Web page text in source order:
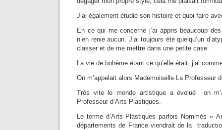
J’ai également étudié son histoire et quoi faire
En ce qui me concerne j’ai appris beaucoup
n’en renie aucun. J’ai toujours été quelqu’un
classer et de me mettre dans une petite case.
La vie de bohème étant ce qu’elle était, j’ai
On m’appelait alors Mademoiselle La Professeur
Très vite le monde artistique a évolué on
Professeur d’Arts Plastiques.
Le terme d’Arts Plastiques parfois Nommés «
départements de France viendrait de la